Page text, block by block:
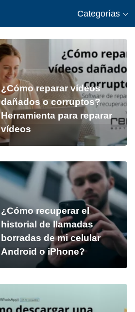
Categorías
¿Cómo reparar vídeos
dañados o corruptos?
Herramienta para reparar
vídeos
¿Cómo recuperar el
historial de llamadas
borradas de mi celular
Android o iPhone?